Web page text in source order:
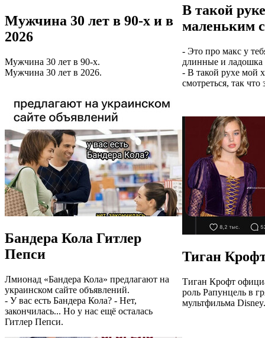
Мужчина 30 лет в 90-х и в
2026
Мужчина 30 лет в 90-х.
Мужчина 30 лет в 2026.
В такой
маленьким
- Это про макс у
длинные и ладошка
- В такой рухе мой
смотреться, так
Бандера Кола Гитлер
Пепси
Лмионад «Бандера Кола» предлагают на
украинском сайте объявлений.
- У вас есть Бандера Кола? - Нет,
закончилась... Но у нас ещё осталась
Гитлер Пепси.
Тиган
Тиган Крофт
роль Рапунцель в
мультфильма Disney.